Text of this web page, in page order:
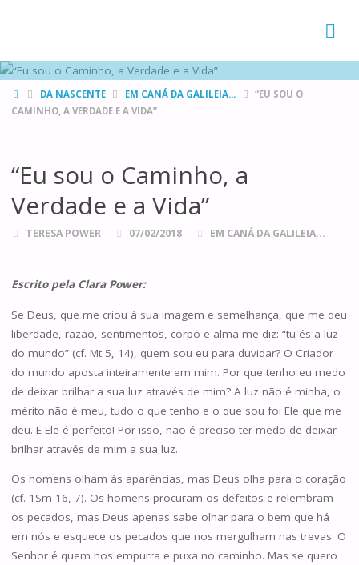
HOMEDA NASCENTE EM CANÁ DA GALILEIA...
“EU SOU O
CAMINHO, A VERDADE E A VIDA”
“Eu sou o Caminho, a
Verdade e a Vida”
TERESA POWER 07/02/2018 EM CANÁ DA GALILEIA...
Escrito pela Clara Power:
Se Deus, que me criou à sua imagem e semelhança, que me deu
liberdade, razão, sentimentos, corpo e alma me diz: “tu és a luz
do mundo” (cf. Mt 5, 14), quem sou eu para duvidar? O Criador
do mundo aposta inteiramente em mim. Por que tenho eu medo
de deixar brilhar a sua luz através de mim? A luz não é minha, o
mérito não é meu, tudo o que tenho e o que sou foi Ele que me
deu. E Ele é perfeito! Por isso, não é preciso ter medo de deixar
brilhar através de mim a sua luz.
Os homens olham às aparências, mas Deus olha para o coração
(cf. 1Sm 16, 7). Os homens procuram os defeitos e relembram
os pecados, mas Deus apenas sabe olhar para o bem que há
em nós e esquece os pecados que nos mergulham nas trevas. O
Senhor é quem nos empurra e puxa no caminho. Mas se quero